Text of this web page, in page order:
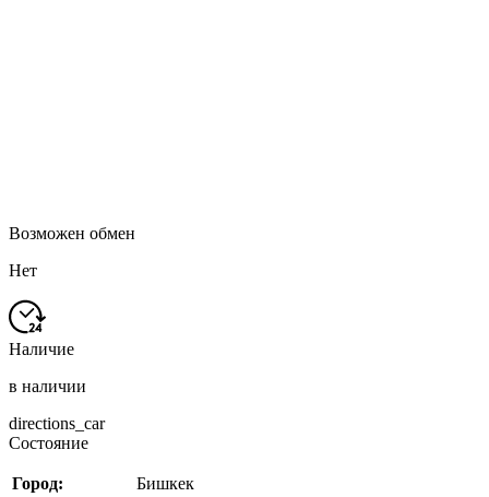
Возможен обмен
Нет
Наличие
в наличии
directions_car
Состояние
Город:
Бишкек